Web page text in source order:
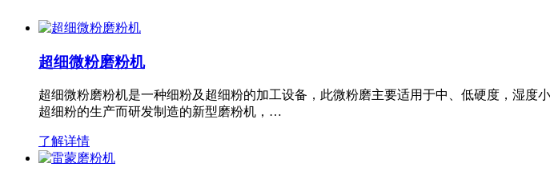
超细微粉磨粉机
超细微粉磨粉机是一种细粉及超细粉的加工设备，此微粉磨主要适用于中、低硬度，湿
超细粉的生产而研发制造的新型磨粉机，…
了解详情